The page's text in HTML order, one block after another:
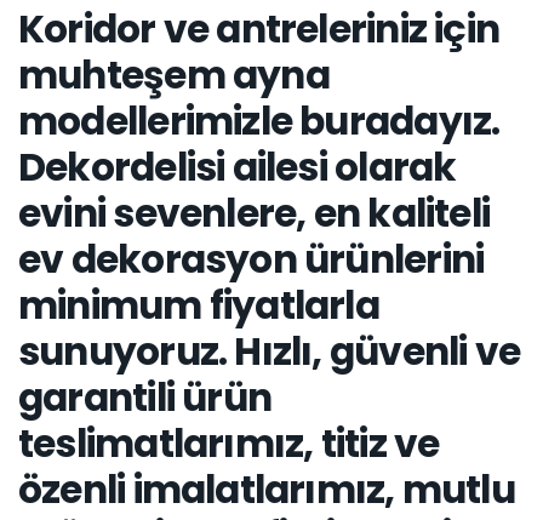
Koridor ve antreleriniz için
muhteşem ayna
modellerimizle buradayız.
Dekordelisi ailesi olarak
evini sevenlere, en kaliteli
ev dekorasyon ürünlerini
minimum fiyatlarla
sunuyoruz. Hızlı, güvenli ve
garantili ürün
teslimatlarımız, titiz ve
özenli imalatlarımız, mutlu